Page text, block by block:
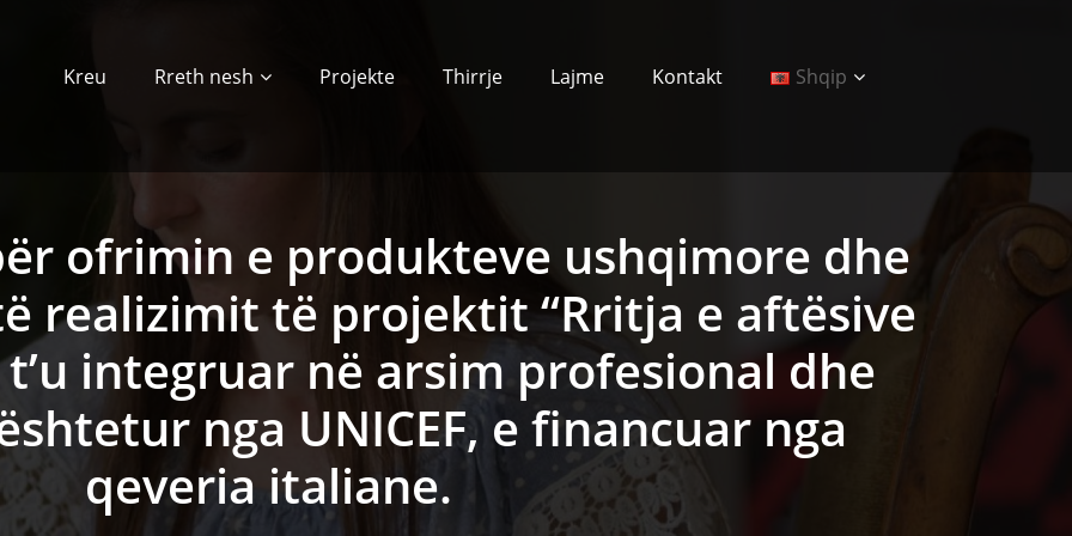
Kreu Rreth nesh Projekte Thirrje Lajme Kontakt Shqip
ofrimin e produkteve ushqimore dhe
realizimit të projektit “Rritja e aftësive
integruar në arsim profesional dhe
nga UNICEF, e financuar nga
qeveria italiane.